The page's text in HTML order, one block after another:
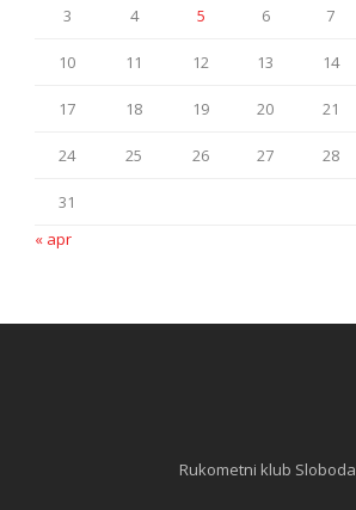
3 4 5 6 7
10 11 12 13 14
17 18 19 20 21
24 25 26 27 28
31
« apr
Rukometni klub Sloboda